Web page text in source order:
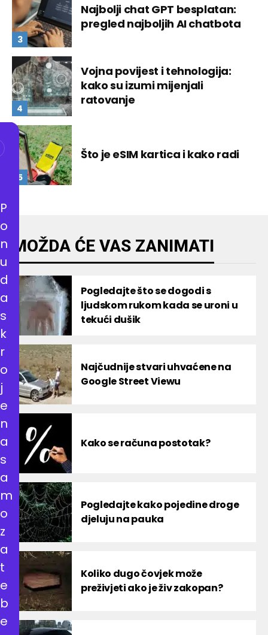
Najbolji chat GPT besplatan:
pregled najboljih AI chatbota
Vojna povijest i tehnologija:
kako su izumi mijenjali
ratovanje
Što je eSIM kartica i kako radi
MOŽDA ĆE VAS ZANIMATI
Pogledajte što se dogodi s
ljudskom rukom kada se uroni u
tekući dušik
Najčudnije stvari uhvaćene na
Google Street Viewu
Kako se računa postotak?
Pogledajte kako pojedine droge
djeluju na pauka
Koliko dugo čovjek može
preživjeti ako je živ zakopan?
P
o
n
u
d
a
s
k
r
o
j
e
n
a
s
a
m
o
z
a
t
e
b
e